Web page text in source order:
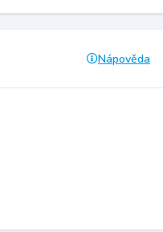
Nápověda